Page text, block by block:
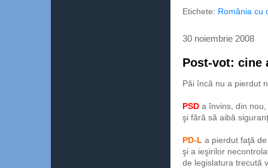
Etichete: România cu
30 noiembrie 2008
Post-vot: cine
Păi încă nu a pierdut
PSD a învins, din
şi fără să aibă
PD-L a pierdut faţă
şi a ieşirilor
de legislatura trecută